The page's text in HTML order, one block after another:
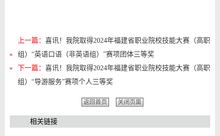
上一篇： 喜讯！我院取得2024年福建省职业院校技能大赛（高职
组）“英语口语（非英语组）”赛项团体三等奖
下一篇： 喜讯！我院取得2024年福建省职业院校技能大赛（高职
组）“导游服务”赛项个人三等奖
返回首页 关闭页面
相关链接